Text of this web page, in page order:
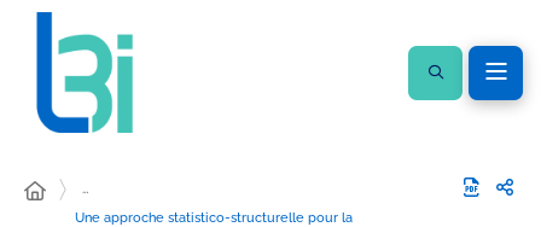
…
Une approche statistico-structurelle pour la